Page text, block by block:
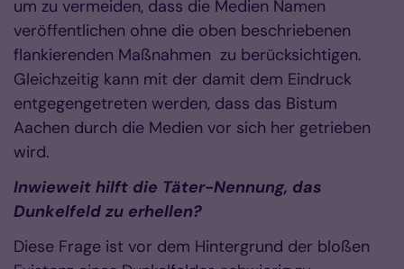
um zu vermeiden, dass die Medien Namen
veröffentlichen ohne die oben beschriebenen
flankierenden Maßnahmen zu berücksichtigen.
Gleichzeitig kann mit der damit dem Eindruck
entgegengetreten werden, dass das Bistum
Aachen durch die Medien vor sich her getrieben
wird.
Inwieweit hilft die Täter-Nennung, das
Dunkelfeld zu erhellen?
Diese Frage ist vor dem Hintergrund der bloßen